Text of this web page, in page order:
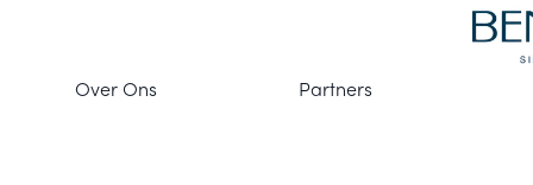
Partners
Over Ons